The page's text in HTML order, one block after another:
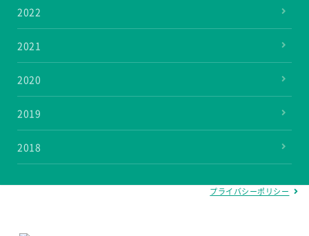
2022
2021
2020
2019
2018
プライバシーポリシー